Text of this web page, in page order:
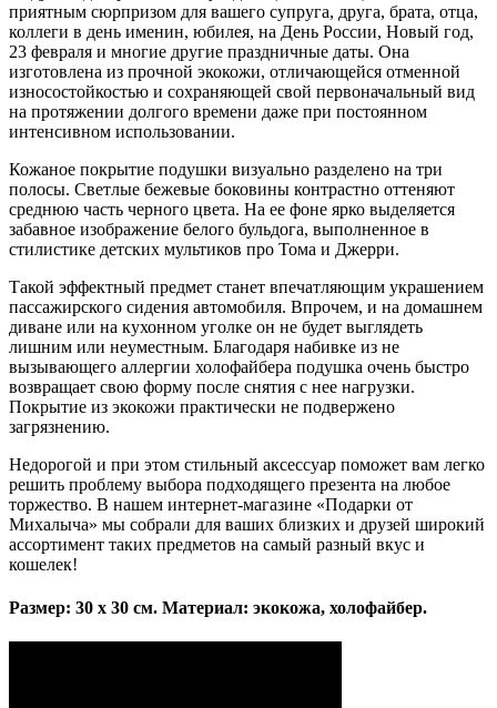
приятным сюрпризом для вашего супруга, друга, брата, отца,
коллеги в день именин, юбилея, на День России, Новый год,
23 февраля и многие другие праздничные даты. Она
изготовлена из прочной экокожи, отличающейся отменной
износостойкостью и сохраняющей свой первоначальный вид
на протяжении долгого времени даже при постоянном
интенсивном использовании.
Кожаное покрытие подушки визуально разделено на три
полосы. Светлые бежевые боковины контрастно оттеняют
среднюю часть черного цвета. На ее фоне ярко выделяется
забавное изображение белого бульдога, выполненное в
стилистике детских мультиков про Тома и Джерри.
Такой эффектный предмет станет впечатляющим украшением
пассажирского сидения автомобиля. Впрочем, и на домашнем
диване или на кухонном уголке он не будет выглядеть
лишним или неуместным. Благодаря набивке из не
вызывающего аллергии холофайбера подушка очень быстро
возвращает свою форму после снятия с нее нагрузки.
Покрытие из экокожи практически не подвержено
загрязнению.
Недорогой и при этом стильный аксессуар поможет вам легко
решить проблему выбора подходящего презента на любое
торжество. В нашем интернет-магазине «Подарки от
Михалыча» мы собрали для ваших близких и друзей широкий
ассортимент таких предметов на самый разный вкус и
кошелек!
Размер: 30 х 30 см. Материал: экокожа, холофайбер.